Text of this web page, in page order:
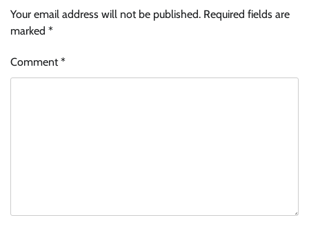
Your email address will not be published. Required fields are
marked *
Comment*